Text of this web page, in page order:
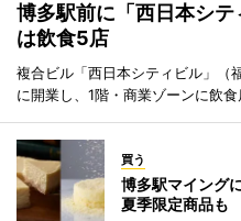
博多駅前に「西日本シ
は飲食5店
複合ビル「西日本シティビル」（
に開業し、1階・商業ゾーンに飲食
買う
博多駅マイング
夏季限定商品も